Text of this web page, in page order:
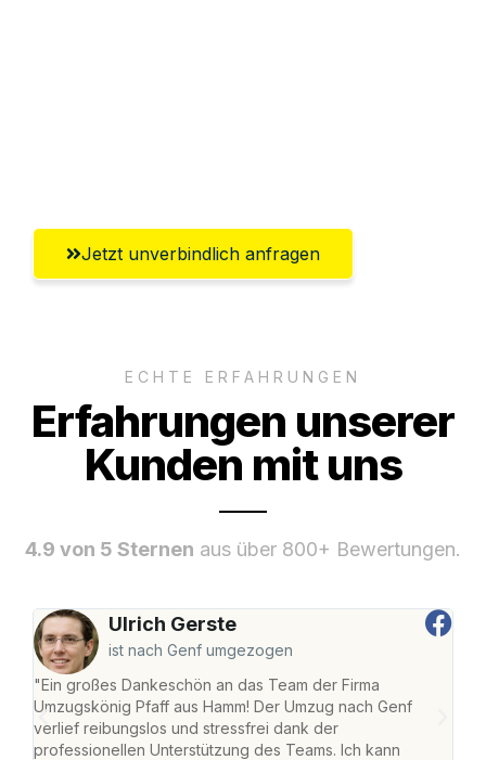
Jetzt unverbindlich anfragen
ECHTE ERFAHRUNGEN
Erfahrungen unserer
Kunden mit uns
4.9 von 5 Sternen aus über 800+ Bewertungen.
Ulrich Gerste
ist nach Genf umgezogen
"Ein großes Dankeschön an das Team der Firma
Umzugskönig Pfaff aus Hamm! Der Umzug nach Genf
verlief reibungslos und stressfrei dank der
professionellen Unterstützung des Teams. Ich kann